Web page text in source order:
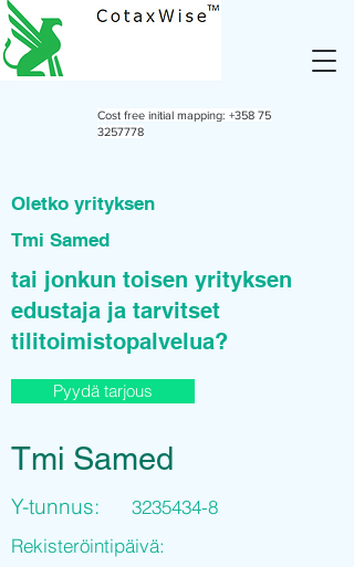
Cost free initial mapping: +358 75
3257778
Oletko yrityksen
Tmi Samed
tai jonkun toisen yrityksen
edustaja ja tarvitset
tilitoimistopalvelua?
Pyydä tarjous
Tmi Samed
Y-tunnus:
3235434-8
Rekisteröintipäivä: